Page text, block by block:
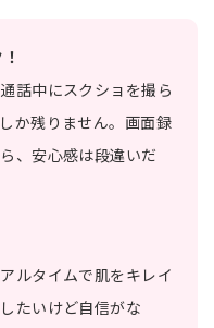
話中にスクショを撮ら
か残りません。画面録
、安心感は段違いだ
ルタイムで肌をキレイ
たいけど自信がな